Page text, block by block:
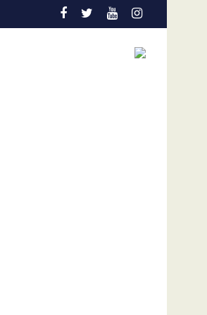
y oposición de Venezuela instalan un